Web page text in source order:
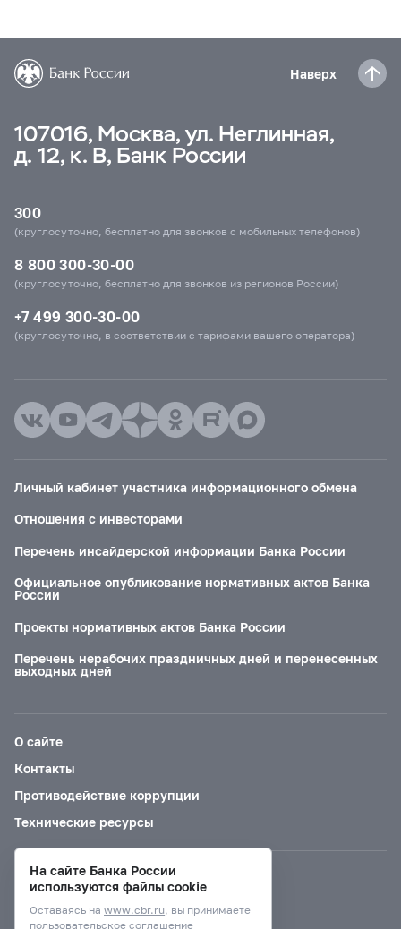
Наверх
107016, Москва, ул. Неглинная,
д. 12, к. В, Банк России
300
(круглосуточно, бесплатно для звонков с мобильных телефонов)
8 800 300-30-00
(круглосуточно, бесплатно для звонков из регионов России)
+7 499 300-30-00
(круглосуточно, в соответствии с тарифами вашего оператора)
Личный кабинет участника информационного обмена
Отношения с инвесторами
Перечень инсайдерской информации Банка России
Официальное опубликование нормативных актов Банка
России
Проекты нормативных актов Банка России
Перечень нерабочих праздничных дней и перенесенных
выходных дней
О сайте
Контакты
Противодействие коррупции
Технические ресурсы
Версия для слабовидящих
На сайте Банка России
используются файлы cookie
Оставаясь на www.cbr.ru, вы принимаете
пользовательское соглашение